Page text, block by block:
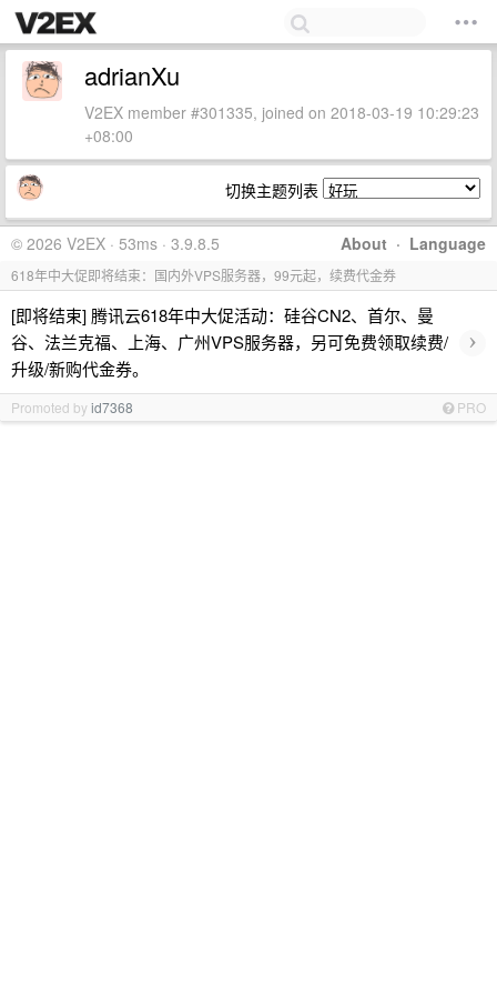
adrianXu
V2EX member #301335, joined on 2018-03-19 10:29:23
+08:00
切换主题列表
About · Language
© 2026 V2EX · 53ms · 3.9.8.5
618年中大促即将结束：国内外VPS服务器，99元起，续费代金券
[即将结束] 腾讯云618年中大促活动：硅谷CN2、首尔、曼
谷、法兰克福、上海、广州VPS服务器，另可免费领取续费/
升级/新购代金券。
›
Promoted byid7368 PRO